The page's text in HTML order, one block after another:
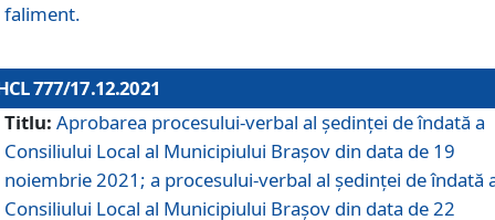
faliment.
777/17.12.2021
Titlu: Aprobarea procesului-verbal al şedinţei de îndată a
Consiliului Local al Municipiului Braşov din data de 19
noiembrie 2021; a procesului-verbal al şedinţei de îndată
Consiliului Local al Municipiului Braşov din data de 22